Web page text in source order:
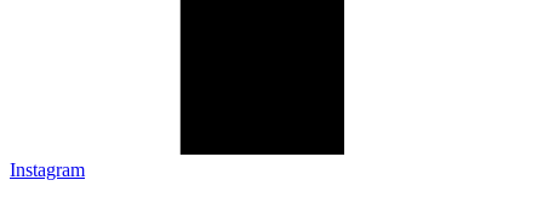
Instagram